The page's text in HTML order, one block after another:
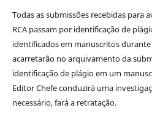
Todas as submissões recebidas para
RCA passam por identificação de
identificados em manuscritos
acarretarão no arquivamento da
identificação de plágio em um
Editor Chefe conduzirá uma
necessário, fará a retratação.